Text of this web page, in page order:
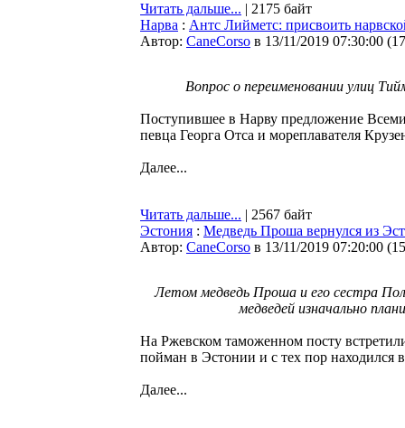
Читать дальше... | 2175 байт
Нарва : Антс Лийметс: присвоить
Автор: CaneCorso в 13/11/2019 07:30:00 (
Вопрос о переименовании улиц
Поступившее в Нарву предложение
певца Георга Отса и мореплавателя
Далее...
Читать дальше... | 2567 байт
Эстония : Медведь Проша вернулся из
Автор: CaneCorso в 13/11/2019 07:20:00 (
Летом медведь Проша и его сестра
медведей изначально
На Ржевском таможенном посту
пойман в Эстонии и с тех пор находился
Далее...